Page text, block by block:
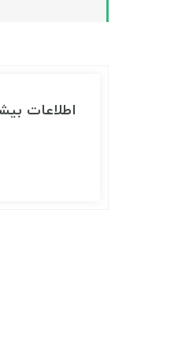
اطلاعات